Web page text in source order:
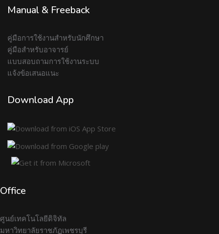
Manual & Freeback
คู่มือการใช้งานสำหรับนักศึกษา
คู่มือสำหรับอาจารย์
แบบสอบถามการใช้งานระบบ
แจ้งข้อเสนอแนะ
Download App
Office
ศูนย์เทคโนโลยีดิจิทัล
มหาวิทยาลัยราชภัฏเพชรบุรี